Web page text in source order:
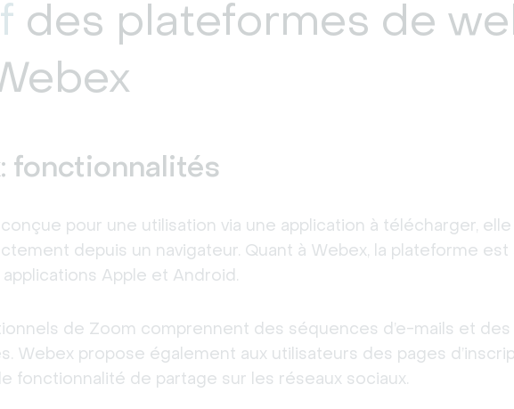
des plateformes de
fonctionnalités
pour une utilisation via une application à télécharger,
depuis un navigateur. Quant à Webex, la plateforme est
Apple et Android.
de Zoom comprennent des séquences d’e-mails et des
Webex propose également aux utilisateurs des pages
fonctionnalité de partage sur les réseaux sociaux.